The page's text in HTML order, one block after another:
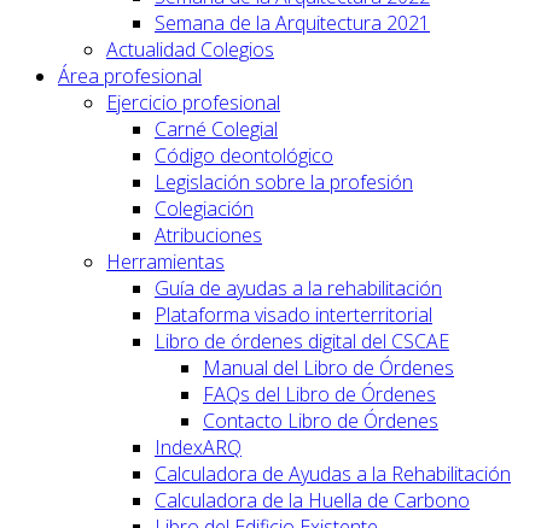
Semana de la Arquitectura 2021
Actualidad Colegios
Área profesional
Ejercicio profesional
Carné Colegial
Código deontológico
Legislación sobre la profesión
Colegiación
Atribuciones
Herramientas
Guía de ayudas a la rehabilitación
Plataforma visado interterritorial
Libro de órdenes digital del CSCAE
Manual del Libro de Órdenes
FAQs del Libro de Órdenes
Contacto Libro de Órdenes
IndexARQ
Calculadora de Ayudas a la Rehabilitación
Calculadora de la Huella de Carbono